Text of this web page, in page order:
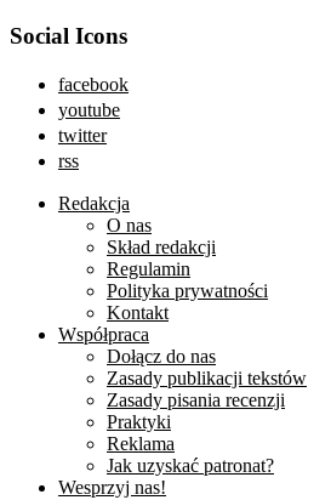
Social Icons
facebook
youtube
twitter
rss
Redakcja
O nas
Skład redakcji
Regulamin
Polityka prywatności
Kontakt
Współpraca
Dołącz do nas
Zasady publikacji tekstów
Zasady pisania recenzji
Praktyki
Reklama
Jak uzyskać patronat?
Wesprzyj nas!